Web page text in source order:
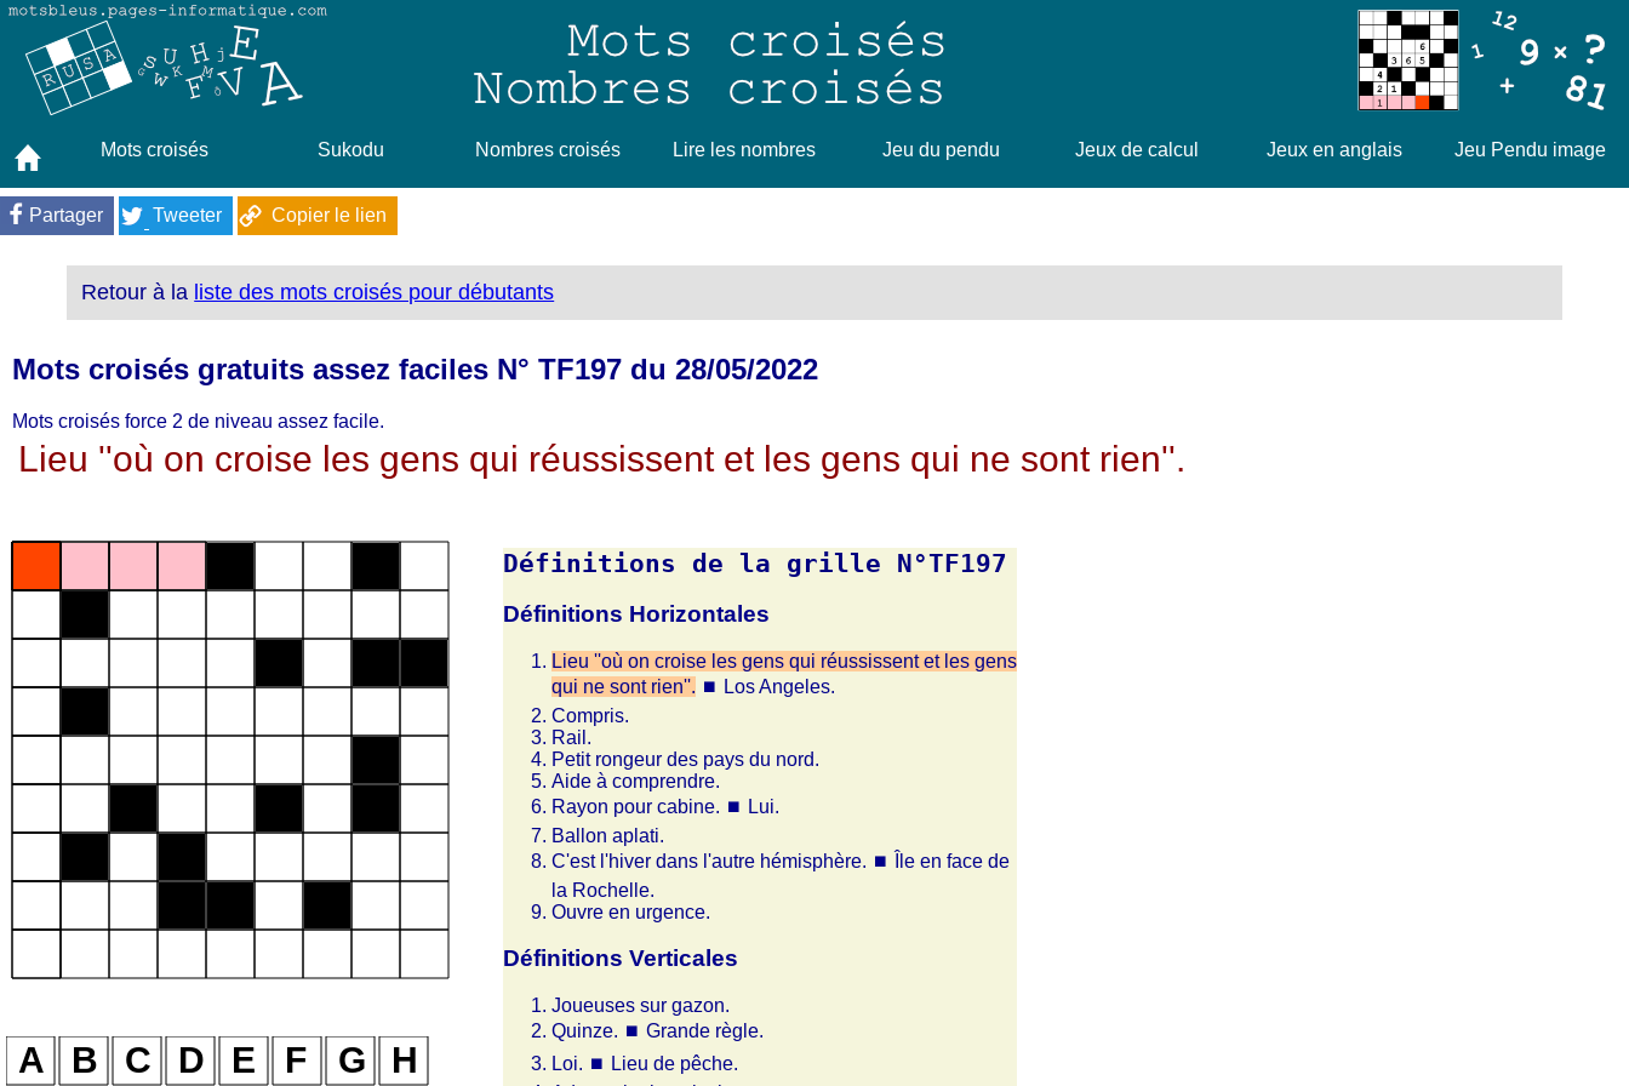
Mots croisés Sukodu Nombres croisés Lire les nombres Jeu du pendu Jeux de calcul Jeux en anglais Jeu Pendu image
Partager Tweeter Copier le lien
Retour à la liste des mots croisés pour débutants
Mots croisés gratuits assez faciles N° TF197 du 28/05/2022
Mots croisés force 2 de niveau assez facile.
Lieu ''où on croise les gens qui réussissent et les gens qui ne sont rien''.
Définitions de la grille N°TF197
Définitions Horizontales
Lieu ''où on croise les gens qui réussissent et les gens
qui ne sont rien''. ⏹ Los Angeles.
Compris.
Rail.
Petit rongeur des pays du nord.
Aide à comprendre.
Rayon pour cabine. ⏹ Lui.
Ballon aplati.
C'est l'hiver dans l'autre hémisphère. ⏹
Île en face de
la Rochelle.
Ouvre en urgence.
Définitions Verticales
Joueuses sur gazon.
Quinze. ⏹ Grande règle.
Loi. ⏹ Lieu de pêche.